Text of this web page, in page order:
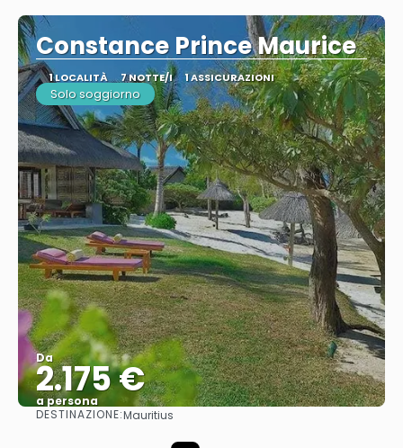
Constance Prince Maurice
1 LOCALITÀ 7 NOTTE/I 1 ASSICURAZIONI
Solo soggiorno
Da
2.175 €
a persona
DESTINAZIONE:Mauritius